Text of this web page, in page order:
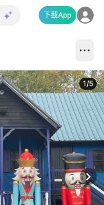
下載App
1/5